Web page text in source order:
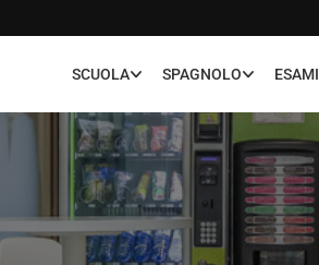
SCUOLA SPAGNOLO ESAMI